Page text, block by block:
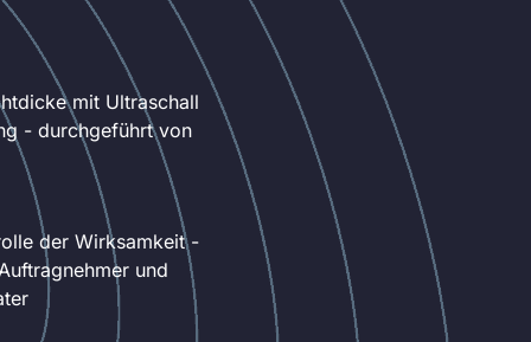
mit Ultraschall
- durchgeführt von
der Wirksamkeit -
und